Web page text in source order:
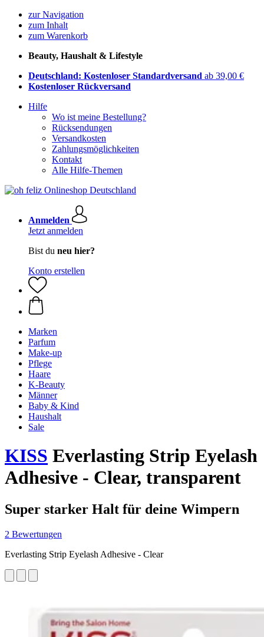
zur Navigation
zum Inhalt
zum Warenkorb
Beauty, Haushalt & Lifestyle
Deutschland: Kostenloser Standardversand ab 39,00 €
Kostenloser Rückversand
Hilfe
Wo ist meine Bestellung?
Rücksendungen
Versandkosten
Zahlungsmöglichkeiten
Kontakt
Alle Hilfe-Themen
Anmelden
Jetzt anmelden
Bist du neu hier?
Konto erstellen
Marken
Parfum
Make-up
Pflege
Haare
K-Beauty
Männer
Baby & Kind
Haushalt
Sale
KISS Everlasting Strip Eyelash
Adhesive - Clear, transparent
Super starker Halt für deine Wimpern
2 Bewertungen
Everlasting Strip Eyelash Adhesive - Clear